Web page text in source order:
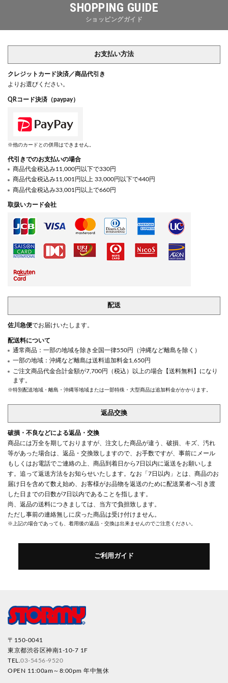
SHOPPING GUIDE
ショッピングガイド
お支払い方法
クレジットカード決済／商品代引き
よりお選びください。
QRコード決済（paypay）
※他のカードとの併用はできません。
代引きでのお支払いの場合
商品代金税込み11,000円以下で330円
商品代金税込み11,001円以上 33,000円以下で440円
商品代金税込み33,001円以上で660円
取扱いカード会社
配送
佐川急便でお届けいたします。
配送料について
通常商品：一部の地域を除き全国一律550円（沖縄など離島を除く）
一部の地域：沖縄など離島は送料追加料金1,650円
ご注文商品代金合計金額が7,700円（税込）以上の場合【送料無料】になり
ます。
※特別配送地域・離島・沖縄等地域または一部特殊・大型商品は追加料金がかかります。
返品交換
破損・不良などによる返品・交換
商品には万全を期しておりますが、注文した商品が違う、破損、キズ、汚れ
等があった場合は、返品・交換致しますので、お手数ですが、事前にメール
もしくはお電話でご連絡の上、商品到着日から7日以内に返送をお願いしま
す。追って返送方法をお知らせいたします。なお「7日以内」とは、商品のお
届け日を含めて数え始め、お客様がお品物を返送のために配送業者へ引き渡
した日までの日数が7日以内であることを指します。
尚、返品の送料につきましては、当方で負担致します。
ただし事前の連絡無しに戻った商品は受け付けません。
※上記の場合であっても、着用後の返品・交換は出来ませんのでご注意ください。
ご利用ガイド
〒150-0041
東京都渋谷区神南1-10-7 1F
TEL. 03-5456-9520
OPEN 11:00am～8:00pm 年中無休